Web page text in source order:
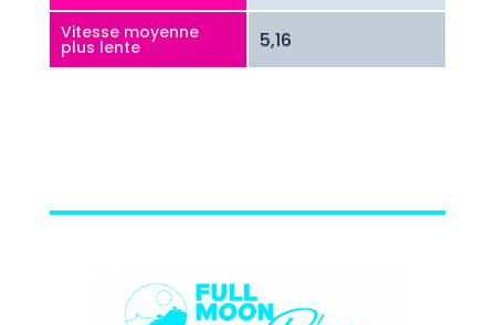
Vitesse moyenne
plus lente 5,16